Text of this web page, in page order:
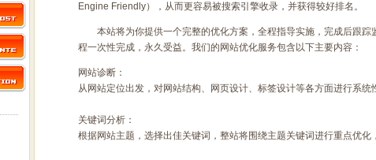
Engine Friendly），从而更容易被搜索引擎收录，并获得较好排名。
本站将为你提供一个完整的优化方案，全程指导实施，完成后跟踪
程一次性完成，永久受益。我们的网站优化服务包含以下主要内容：
网站诊断：
从网站定位出发，对网站结构、网页设计、标签设计等各方面进行系
关键词分析：
根据网站主题，选择出佳关键词，整站将围绕主题关键词进行重点优化